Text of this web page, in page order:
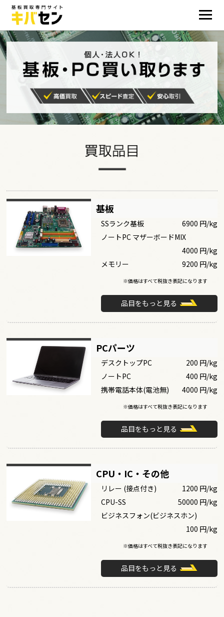
基板
SSランク基板
6900 円/kg
ノートPC マザーボードMIX
4000 円/kg
メモリー
9200 円/kg
※価格はすべて税抜き表記になります
品目をもっと見る
PCパーツ
デスクトップPC
200 円/kg
ノートPC
400 円/kg
携帯電話本体(電池無)
4000 円/kg
※価格はすべて税抜き表記になります
品目をもっと見る
CPU・IC・その他
リレー (接点付き)
1200 円/kg
CPU-SS
50000 円/kg
ビジネスフォン(ビジネスホン)
100 円/kg
※価格はすべて税抜き表記になります
品目をもっと見る